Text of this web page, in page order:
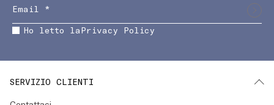
Ho letto laPrivacy Policy
SERVIZIO CLIENTI